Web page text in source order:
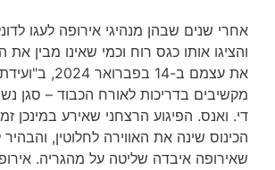
אחרי שנים שבהן מנהיגי אירופה לעגו
והציגו אותו כגס רוח וכמי שאינו מבין
את עצמם ב-14
מקשיבים בדריכות לאורח הכבוד – סגן
די. ואנס. הפיגוע הרצחני שאירע במינכן
הכינוס שינה את האווירה לחלוטין,
שאירופה איבדה שליטה על מהגריה.